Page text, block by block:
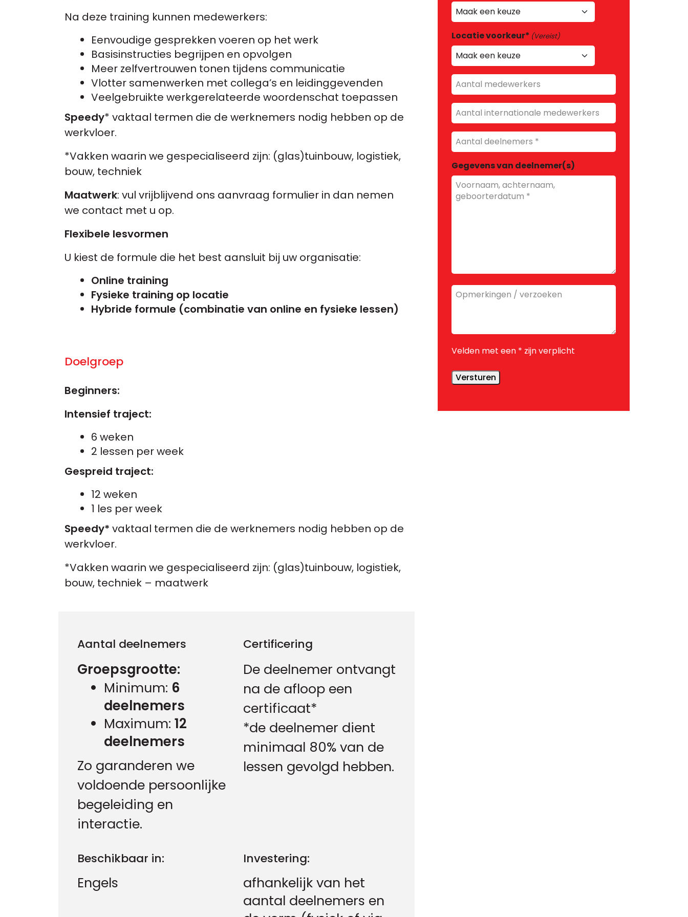
Na deze training kunnen medewerkers:
Eenvoudige gesprekken voeren op het werk
Basisinstructies begrijpen en opvolgen
Meer zelfvertrouwen tonen tijdens communicatie
Vlotter samenwerken met collega’s en leidinggevenden
Veelgebruikte werkgerelateerde woordenschat toepassen
Speedy* vaktaal termen die de werknemers nodig hebben op de
werkvloer.
*Vakken waarin we gespecialiseerd zijn: (glas)tuinbouw, logistiek,
bouw, techniek
Maatwerk: vul vrijblijvend ons aanvraag formulier in dan nemen
we contact met u op.
Flexibele lesvormen
U kiest de formule die het best aansluit bij uw organisatie:
Online training
Fysieke training op locatie
Hybride formule (combinatie van online en fysieke lessen)
Doelgroep
Beginners:
Intensief traject:
6 weken
2 lessen per week
Gespreid traject:
12 weken
1 les per week
Speedy* vaktaal termen die de werknemers nodig hebben op de
werkvloer.
*Vakken waarin we gespecialiseerd zijn: (glas)tuinbouw, logistiek,
bouw, techniek – maatwerk
Aantal deelnemers
Groepsgrootte:
Minimum: 6
deelnemers
Maximum: 12
deelnemers
Zo garanderen we
voldoende persoonlijke
begeleiding en
interactie.
Certificering
De deelnemer ontvangt
na de afloop een
certificaat*
*de deelnemer dient
minimaal 80% van de
lessen gevolgd hebben.
Beschikbaar in:
Engels
Investering:
afhankelijk van het
aantal deelnemers en
Locatie voorkeur* (Vereist)
Aantal
medewerkers
Aantal
internationale
medewerkers
Aantal
internationale
Gegevens van deelnemer(s)
Opmerkingen
Velden met een * zijn verplicht
Versturen